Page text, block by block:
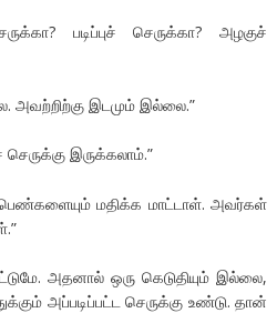
படிப்புச் செருக்கா? அழகுச்
அவற்றிற்கு இடமும் இல்லை.”
இருக்கலாம்.”
மதிக்க மாட்டாள். அவர்கள்
அதனால் ஒரு கெடுதியும் இல்லை,
அப்படிப்பட்ட செருக்கு உண்டு. தான்